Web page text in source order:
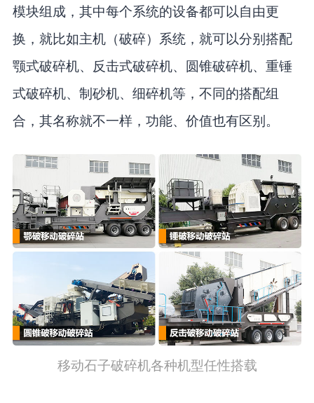
模块组成，其中每个系统的设备都可以自由更
换，就比如主机（破碎）系统，就可以分别搭配
颚式破碎机、反击式破碎机、圆锥破碎机、重锤
式破碎机、制砂机、细碎机等，不同的搭配组
合，其名称就不一样，功能、价值也有区别。
移动石子破碎机各种机型任性搭载